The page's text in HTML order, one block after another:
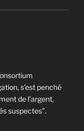
s’est penché
de l’argent,
suspectes”.